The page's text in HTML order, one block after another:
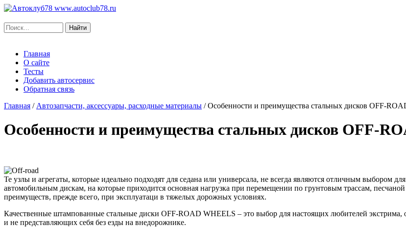
www.autoclub78.ru
Главная
О сайте
Тесты
Добавить автосервис
Обратная связь
Главная / Автозапчасти, аксессуары, расходные материалы /Особенности и преимущества стальных дисков OFF-
Особенности и преимущества стальных дисков OFF-
Те узлы и агрегаты, которые идеально подходят для седана или универсала, не всегда являются отличным выбором
автомобильным дискам, на которые приходится основная нагрузка при перемещении по грунтовым трассам,
преимуществ, прежде всего, при эксплуатаци в тяжелых дорожных условиях.
Качественные штампованные стальные диски OFF-ROAD WHEELS – это выбор для настоящих любителей
и не представляющих себя без езды на внедорожнике.